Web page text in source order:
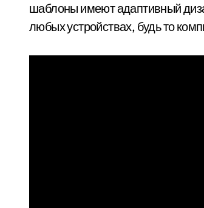
шаблоны имеют адаптивный
любых устройствах, будь то